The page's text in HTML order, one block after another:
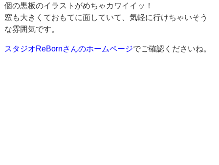
個の黒板のイラストがめちゃカワイイッ！
窓も大きくておもてに面していて、気軽に行けちゃいそう
な雰囲気です。
スタジオReBornさんのホームページでご確認くださいね。